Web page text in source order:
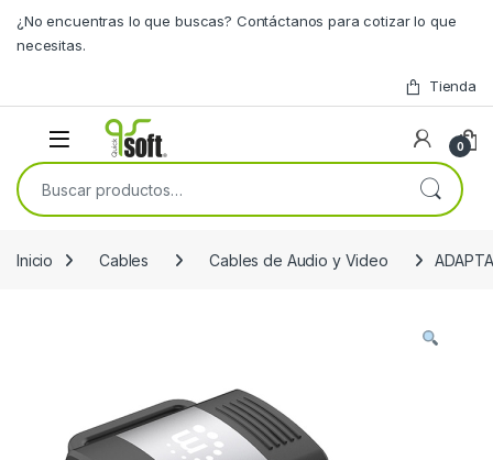
¿No encuentras lo que buscas? Contáctanos para cotizar lo que
necesitas.
Tienda
0
Buscar por:
Inicio Cables Cables de Audio y Video